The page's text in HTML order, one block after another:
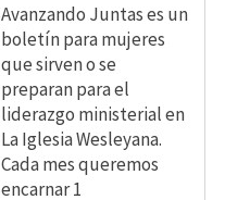
Avanzando Juntas es un
boletín para mujeres
que sirven o se
preparan para el
liderazgo ministerial en
La Iglesia Wesleyana.
Cada mes queremos
encarnar 1